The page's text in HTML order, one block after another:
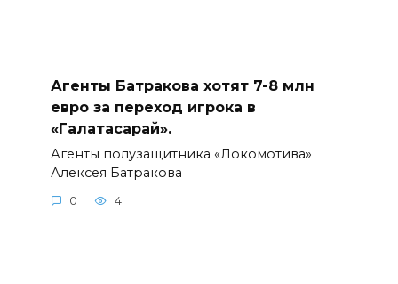
Агенты Батракова хотят 7-8 млн
евро за переход игрока в
«Галатасарай».
Агенты полузащитника «Локомотива»
Алексея Батракова
0 4